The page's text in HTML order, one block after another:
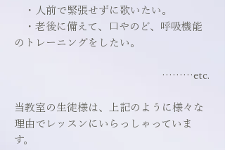
・人前で緊張せずに歌いたい。
・老後に備えて、口やのど、呼吸機能
のトレーニングをしたい。
………etc.​
当教室の生徒様は、上記のように様々な
理由でレッスンにいらっしゃっていま
す。